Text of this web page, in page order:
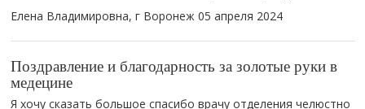
Елена Владимировна, г Воронеж05 апреля 2024
Поздравление и благодарность за золотые руки в
медецине
Я хочу сказать большое спасибо врачу отделения челюстно